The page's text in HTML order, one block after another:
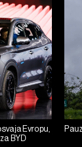
Evropu,
BYD